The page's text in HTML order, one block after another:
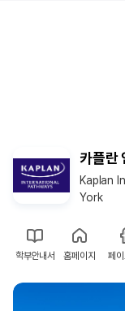
카플란
Kaplan
York
학부안내서 홈페이지 페